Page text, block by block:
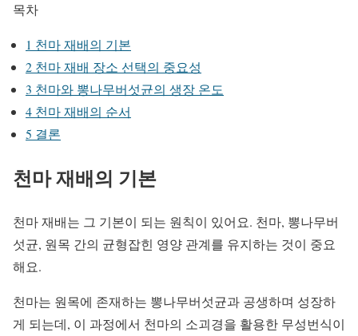
목차
1 천마 재배의 기본
2 천마 재배 장소 선택의 중요성
3 천마와 뽕나무버섯균의 생장 온도
4 천마 재배의 순서
5 결론
천마 재배의 기본
천마 재배는 그 기본이 되는 원칙이 있어요. 천마, 뽕나무버
섯균, 원목 간의 균형잡힌 영양 관계를 유지하는 것이 중요
해요.
천마는 원목에 존재하는 뽕나무버섯균과 공생하며 성장하
게 되는데, 이 과정에서 천마의 소괴경을 활용한 무성번식이